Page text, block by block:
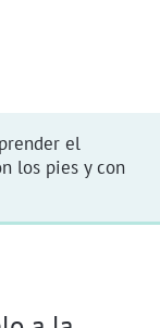
el
los pies y con